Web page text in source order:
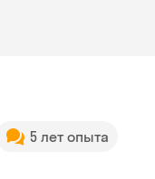
5 лет опыта